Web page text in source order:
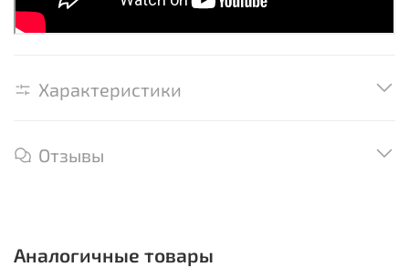
Характеристики
Отзывы
Аналогичные товары